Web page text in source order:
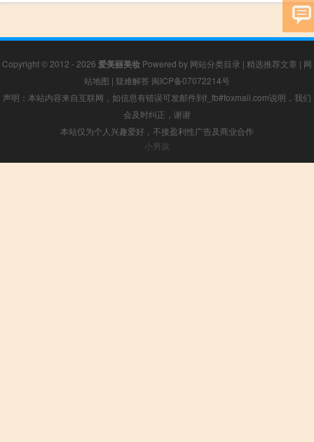
Copyright © 2012 - 2026 爱美丽美妆 Powered by 网站分类目录 | 精选推荐文章 | 网
站地图 | 疑难解答 闽ICP备07072214号
声明：本站内容来自互联网，如信息有错误可发邮件到f_fb#foxmail.com说明，我们
会及时纠正，谢谢
本站仅为个人兴趣爱好，不接盈利性广告及商业合作
小男孩